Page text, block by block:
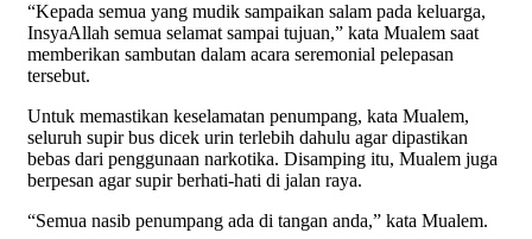
“Kepada semua yang mudik sampaikan salam pada keluarga,
InsyaAllah semua selamat sampai tujuan,” kata Mualem saat
memberikan sambutan dalam acara seremonial pelepasan
tersebut.
Untuk memastikan keselamatan penumpang, kata Mualem,
seluruh supir bus dicek urin terlebih dahulu agar dipastikan
bebas dari penggunaan narkotika. Disamping itu, Mualem juga
berpesan agar supir berhati-hati di jalan raya.
“Semua nasib penumpang ada di tangan anda,” kata Mualem.